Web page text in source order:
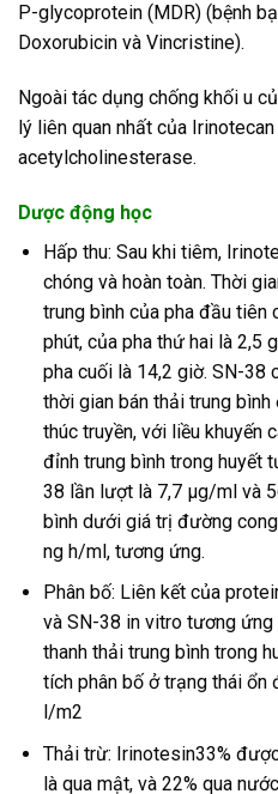
P-glycoprotein (MDR) (bệnh
Doxorubicin và Vincristine).
Ngoài tác dụng chống khối u
lý liên quan nhất của
acetylcholinesterase.
Dược động học
Hấp thu: Sau khi tiêm,
chóng và hoàn toàn. Thời
trung bình của pha đầu tiên
phút, của pha thứ hai là 2,5
pha cuối là 14,2 giờ. SN-38
thời gian bán thải trung
thúc truyền, với liều khuyến
đỉnh trung bình trong huyết
38 lần lượt là 7,7 µg/ml và
bình dưới giá trị đường
ng h/ml, tương ứng.
Phân bố: Liên kết của
và SN-38 in vitro tương ứng
thanh thải trung bình trong
tích phân bố ở trạng thái
l/m2
Thải trừ: Irinotesin33%
là qua mật, và 22% qua